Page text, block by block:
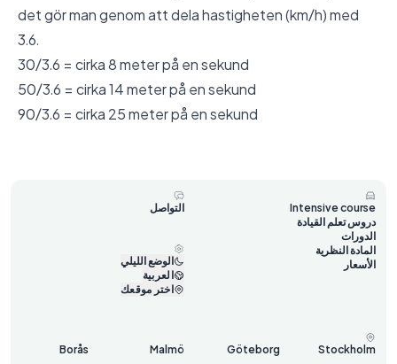
det gör man genom att dela hastigheten (km/h) med
3.6.
30/3.6 = cirka 8 meter på en sekund
50/3.6 = cirka 14 meter på en sekund
90/3.6 = cirka 25 meter på en sekund
Intensive course
دروس تعلم القيادة
الدورات
المادة النظرية
الأسعار
التواصل
الوضع الليلي
العربية
اختر موقعك
Stockholm
Göteborg
Malmö
Borås